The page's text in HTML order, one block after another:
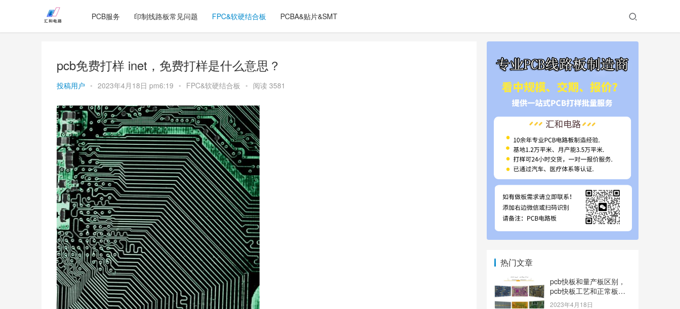
PCB服务 印制线路板常见问题 FPC&软硬结合板 PCBA&贴片&SMT
pcb免费打样 inet，免费打样是什么意思？
投稿用户 • 2023年4月18日 pm6:19 • FPC&软硬结合板 • 阅读 3581
热门文章
pcb快板和量产板区别，
pcb快板工艺和正常板工
艺？
2023年4月18日